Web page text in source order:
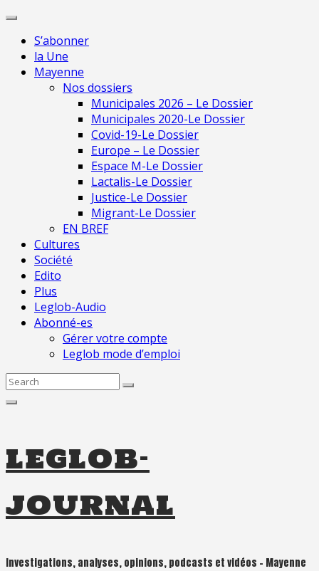
Skip
contentS’abonner
la Une
Mayenne
Nos dossiers
Municipales 2026 – Le Dossier
Municipales 2020-Le Dossier
Covid-19-Le Dossier
Europe – Le Dossier
Espace M-Le Dossier
Lactalis-Le Dossier
Justice-Le Dossier
Migrant-Le Dossier
EN BREF
Cultures
Société
Edito
Plus
Leglob-Audio
Abonné-es
Gérer votre compte
Leglob mode d’emploi
Search
leglob-
journal
Investigations, analyses, opinions, podcasts et vidéos – Mayenne